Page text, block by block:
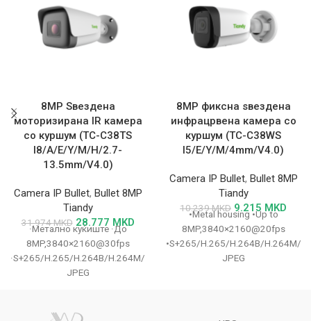
8MP Ѕвездена
моторизирана IR камера
со куршум (TC-C38TS
I8/A/E/Y/M/H/2.7-
13.5mm/V4.0)
Camera IP Bullet, Bullet 8MP
Tiandy
31.974MKD 28.777 MKD
·Метално куќиште ·До
8MP,3840×2160@30fps
·S+265/H.265/H.264B/H.264M/H.264H/Motion
JPEG
опсег до 80m ·Вграден
8MP фиксна ѕвездена
инфрацрвена камера со
куршум (TC-C38WS
I5/E/Y/M/4mm/V4.0)
Camera IP Bullet, Bullet 8MP
Tiandy
10.239MKD 9.215 MKD
•Metal housing •Up to
8MP,3840×2160@20fps
•S+265/H.265/H.264B/H.264M/
JPEG